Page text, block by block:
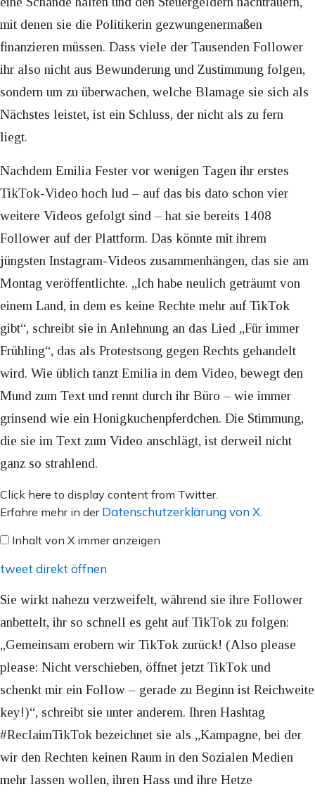
mit denen sie die Politikerin gezwungenermaßen
finanzieren müssen. Dass viele der Tausenden Follower
ihr also nicht aus Bewunderung und Zustimmung folgen,
sondern um zu überwachen, welche Blamage sie sich als
Nächstes leistet, ist ein Schluss, der nicht als zu fern
liegt.
Nachdem Emilia Fester vor wenigen Tagen ihr erstes
TikTok-Video hoch lud – auf das bis dato schon vier
weitere Videos gefolgt sind – hat sie bereits 1408
Follower auf der Plattform. Das könnte mit ihrem
jüngsten Instagram-Videos zusammenhängen, das sie am
Montag veröffentlichte. „Ich habe neulich geträumt von
einem Land, in dem es keine Rechte mehr auf TikTok
gibt“, schreibt sie in Anlehnung an das Lied „Für immer
Frühling“, das als Protestsong gegen Rechts gehandelt
wird. Wie üblich tanzt Emilia in dem Video, bewegt den
Mund zum Text und rennt durch ihr Büro – wie immer
grinsend wie ein Honigkuchenpferdchen. Die Stimmung,
die sie im Text zum Video anschlägt, ist derweil nicht
ganz so strahlend.
Inhalt
von
anzeigen
Click here to display content from Twitter.
Erfahre mehr in der Datenschutzerklärung von X.
Inhalt von X immer anzeigen
tweet direkt öffnen
Sie wirkt nahezu verzweifelt, während sie ihre Follower
anbettelt, ihr so schnell es geht auf TikTok zu folgen:
„Gemeinsam erobern wir TikTok zurück! (Also please
please: Nicht verschieben, öffnet jetzt TikTok und
schenkt mir ein Follow – gerade zu Beginn ist Reichweite
key!)“, schreibt sie unter anderem. Ihren Hashtag
#ReclaimTikTok bezeichnet sie als „Kampagne, bei der
wir den Rechten keinen Raum in den Sozialen Medien
mehr lassen wollen, ihren Hass und ihre Hetze